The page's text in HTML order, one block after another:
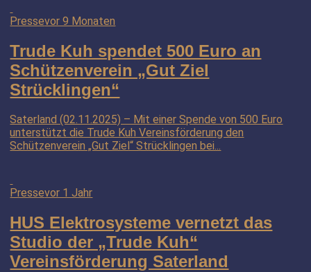
Pressevor 9 Monaten
Trude Kuh spendet 500 Euro an
Schützenverein „Gut Ziel
Strücklingen“
Saterland (02.11.2025) – Mit einer Spende von 500 Euro
unterstützt die Trude Kuh Vereinsförderung den
Schützenverein „Gut Ziel“ Strücklingen bei...
Pressevor 1 Jahr
HUS Elektrosysteme vernetzt das
Studio der „Trude Kuh“
Vereinsförderung Saterland